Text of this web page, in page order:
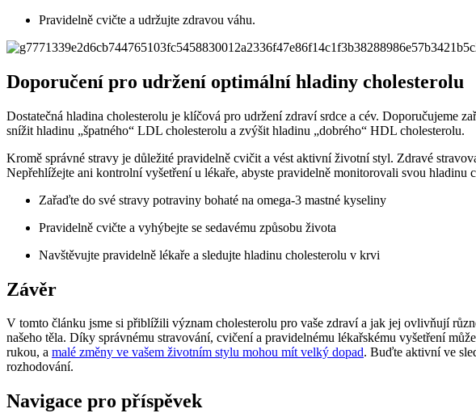
Pravidelně cvičte a udržujte zdravou váhu.
Doporučení pro udržení optimální hladiny cholesterolu
Dostatečná hladina cholesterolu je klíčová pro udržení zdraví srdce a cév. Doporučujeme
snížit hladinu „špatného“ LDL cholesterolu a zvýšit hladinu „dobrého“ HDL cholesterolu.
Kromě správné stravy je důležité pravidelně cvičit a vést aktivní životní styl. Zdravé
Nepřehlížejte ani kontrolní vyšetření u lékaře, abyste pravidelně monitorovali svou
Zařaďte do své stravy potraviny bohaté na omega-3 mastné kyseliny
Pravidelně cvičte a vyhýbejte se sedavému způsobu života
Navštěvujte pravidelně lékaře a sledujte hladinu cholesterolu v krvi
Závěr
V tomto článku jsme si přiblížili význam cholesterolu pro vaše zdraví a jak jej ovlivňují
našeho těla. Díky správnému stravování, cvičení a pravidelnému lékařskému vyšetření
rukou, a malé změny ve vašem životním stylu mohou mít velký dopad. Buďte aktivní ve
rozhodování.
Navigace pro příspěvek